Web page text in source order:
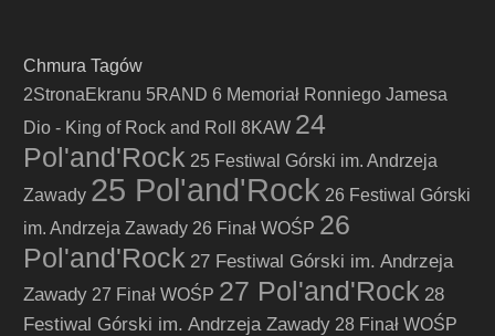
Chmura Tagów
2StronaEkranu 5RAND 6 Memoriał Ronniego Jamesa
Dio - King of Rock and Roll
8KAW 24
Pol'and'Rock 25 Festiwal Górski im. Andrzeja
Zawady 25 Pol'and'Rock 26 Festiwal Górski
im. Andrzeja Zawady 26 Finał WOŚP 26
Pol'and'Rock 27 Festiwal Górski im. Andrzeja
Zawady 27 Finał WOŚP 27 Pol'and'Rock 28
Festiwal Górski im. Andrzeja Zawady 28 Finał WOŚP